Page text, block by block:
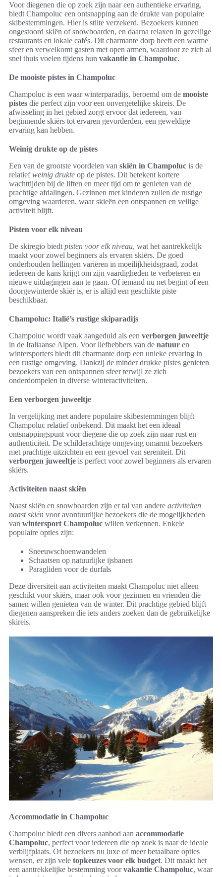
Voor diegenen die op zoek zijn naar een authentieke ervaring,
biedt Champoluc een ontsnapping aan de drukte van populaire
skibestemmingen. Hier is stilte verzekerd. Bezoekers kunnen
ongestoord skiën of snowboarden, en daarna relaxen in gezellige
restaurants en lokale cafés. Dit charmante dorp heeft een warme
sfeer en verwelkomt gasten met open armen, waardoor ze zich al
snel thuis voelen tijdens hun vakantie in Champoluc.
De mooiste pistes in Champoluc
Champoluc is een waar winterparadijs, beroemd om de mooiste
pistes die perfect zijn voor een onvergetelijke skireis. De
afwisseling in het gebied zorgt ervoor dat iedereen, van
beginnende skiërs tot ervaren gevorderden, een geweldige
ervaring kan hebben.
Weinig drukte op de pistes
Een van de grootste voordelen van skiën in Champoluc is de
relatiefweinig drukte op de pistes. Dit betekent kortere
wachttijden bij de liften en meer tijd om te genieten van de
prachtige afdalingen. Gezinnen met kinderen zullen de rustige
omgeving waarderen, waar skieën een ontspannen en veilige
activiteit blijft.
Pisten voor elk niveau
De skiregio biedt pisten voor elk niveau, wat het aantrekkelijk
maakt voor zowel beginners als ervaren skiërs. De goed
onderhouden hellingen variëren in moeilijkheidsgraad, zodat
iedereen de kans krijgt om zijn vaardigheden te verbeteren en
nieuwe uitdagingen aan te gaan. Of iemand nu net begint of een
doorgewinterde skiër is, er is altijd een geschikte piste
beschikbaar.
Champoluc: Italië’s rustige skiparadijs
Champoluc wordt vaak aangeduid als een verborgen juweeltje
in de Italiaanse Alpen. Voor liefhebbers van de natuur en
wintersporters biedt dit charmante dorp een unieke ervaring in
een rustige omgeving. Dankzij de minder drukke pistes genieten
bezoekers van een ontspannen sfeer terwijl ze zich
onderdompelen in diverse winteractiviteiten.
Een verborgen juweeltje
In vergelijking met andere populaire skibestemmingen blijft
Champoluc relatief onbekend. Dit maakt het een ideaal
ontsnappingspunt voor diegene die op zoek zijn naar rust en
authenticiteit. De schilderachtige omgeving omarmt bezoekers
met prachtige uitzichten en een gevoel van sereniteit. Dit
verborgen juweeltje is perfect voor zowel beginners als ervaren
skiërs.
Activiteiten naast skiën
Naast skiën en snowboarden zijn er tal van andere activiteiten
naast skiën voor avontuurlijke bezoekers die de mogelijkheden
van wintersport Champoluc willen verkennen. Enkele
populaire opties zijn:
Sneeuwschoenwandelen
Schaatsen op natuurlijke ijsbanen
Paragliden voor de durfals
Deze diversiteit aan activiteiten maakt Champoluc niet alleen
geschikt voor skiërs, maar ook voor gezinnen en vrienden die
samen willen genieten van de winter. Dit prachtige gebied blijft
diegenen aanspreken die iets anders zoeken dan de gebruikelijke
skireis.
Accommodatie in Champoluc
Champoluc biedt een divers aanbod aan accommodatie
Champoluc, perfect voor iedereen die op zoek is naar de ideale
verblijfplaats. Of bezoekers nu luxe of meer betaalbare opties
wensen, er zijn vele topkeuzes voor elk budget. Dit maakt het
een aantrekkelijke bestemming voorvakantie Champoluc, waar